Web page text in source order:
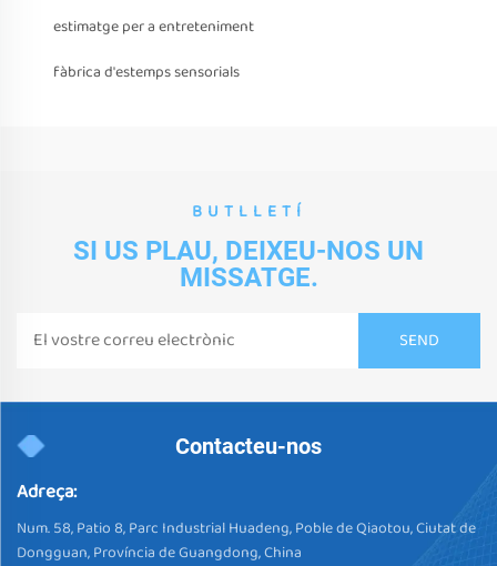
estimatge per a entreteniment
fàbrica d'estemps sensorials
BUTLLETÍ
SI US PLAU, DEIXEU-NOS UN
MISSATGE.
Contacteu-nos
Adreça:
Num. 58, Patio 8, Parc Industrial Huadeng, Poble de Qiaotou, Ciutat de
Dongguan, Província de Guangdong, China